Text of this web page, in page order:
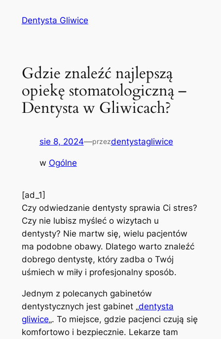
Dentysta Gliwice
Gdzie znaleźć najlepszą
opiekę stomatologiczną –
Dentysta w Gliwicach?
sie 8, 2024—przezdentystagliwice
w Ogólne
[ad_1]
Czy odwiedzanie dentysty sprawia Ci stres?
Czy nie lubisz myśleć o wizytach u
dentysty? Nie martw się, wielu pacjentów
ma podobne obawy. Dlatego warto znaleźć
dobrego dentystę, który zadba o Twój
uśmiech w miły i profesjonalny sposób.
Jednym z polecanych gabinetów
dentystycznych jest gabinet „dentysta
gliwice„. To miejsce, gdzie pacjenci czują się
komfortowo i bezpiecznie. Lekarze tam